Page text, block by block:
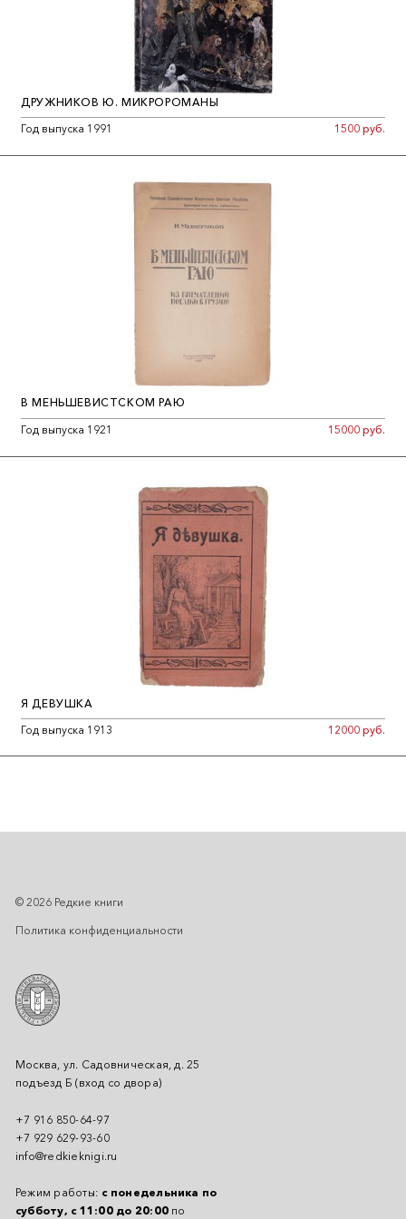
ДРУЖНИКОВ Ю. МИКРОРОМАНЫ
Год выпуска 1991
1500 руб.
В МЕНЬШЕВИСТСКОМ РАЮ
Год выпуска 1921
15000 руб.
Я ДЕВУШКА
Год выпуска 1913
12000 руб.
Москва, ул. Садовническая, д. 25
подъезд Б (вход со двора)
+7 916 850-64-97
+7 929 629-93-60
info@redkieknigi.ru
Режим работы: с понедельника по
субботу, с 11:00 до 20:00 по
© 2026 Редкие книги
Политика конфиденциальности